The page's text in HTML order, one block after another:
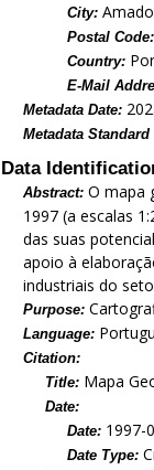
City:
Postal Code:
Country:
E-Mail
Metadata Date:
Metadata Standard
Data
Abstract:O mapa
1997 (a escalas
das suas
apoio à
industriais do
Purpose:
Language:
Citation:
Title: Mapa
Date:
Date: 1997-
Date Type: